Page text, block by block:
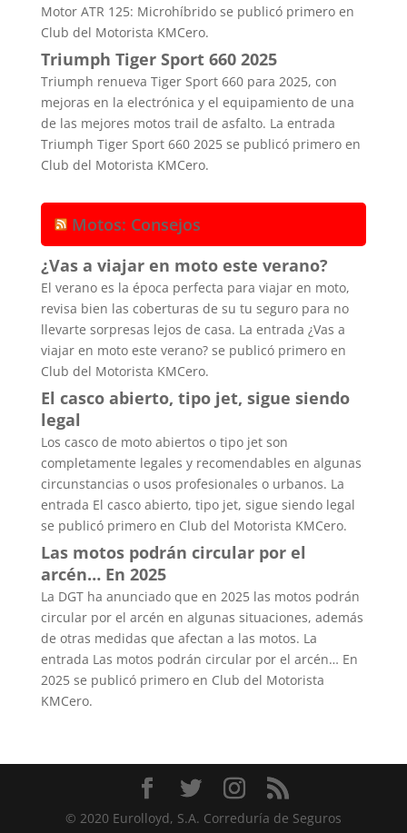
Motor ATR 125: Microhíbrido se publicó primero en
Club del Motorista KMCero.
Triumph Tiger Sport 660 2025
Triumph renueva Tiger Sport 660 para 2025, con
mejoras en la electrónica y el equipamiento de una
de las mejores motos trail de asfalto. La entrada
Triumph Tiger Sport 660 2025 se publicó primero en
Club del Motorista KMCero.
Motos: Consejos
¿Vas a viajar en moto este verano?
El verano es la época perfecta para viajar en moto,
revisa bien las coberturas de su tu seguro para no
llevarte sorpresas lejos de casa. La entrada ¿Vas a
viajar en moto este verano? se publicó primero en
Club del Motorista KMCero.
El casco abierto, tipo jet, sigue siendo
legal
Los casco de moto abiertos o tipo jet son
completamente legales y recomendables en algunas
circunstancias o usos profesionales o urbanos. La
entrada El casco abierto, tipo jet, sigue siendo legal
se publicó primero en Club del Motorista KMCero.
Las motos podrán circular por el
arcén… En 2025
La DGT ha anunciado que en 2025 las motos podrán
circular por el arcén en algunas situaciones, además
de otras medidas que afectan a las motos. La
entrada Las motos podrán circular por el arcén… En
2025 se publicó primero en Club del Motorista
KMCero.
© 2020 Eurolloyd, S.A. Correduría de Seguros